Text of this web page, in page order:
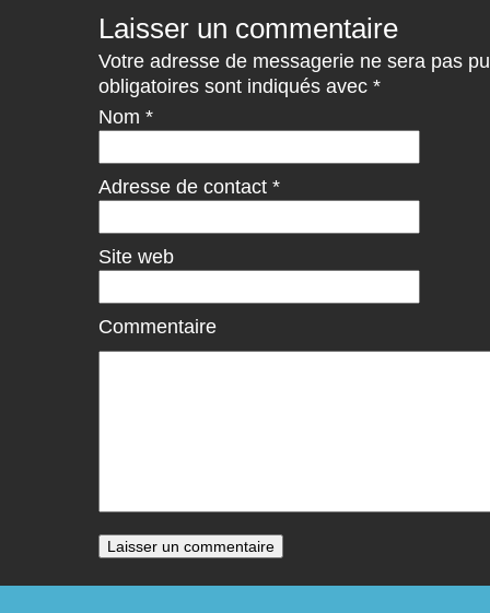
Laisser un commentaire
Votre adresse de messagerie ne sera pas
obligatoires sont indiqués avec *
Nom *
Adresse de contact *
Site web
Commentaire